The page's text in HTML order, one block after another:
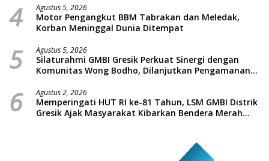
4 Agustus 5, 2026
Motor Pengangkut BBM Tabrakan dan Meledak,
Korban Meninggal Dunia Ditempat
5 Agustus 5, 2026
Silaturahmi GMBI Gresik Perkuat Sinergi dengan
Komunitas Wong Bodho, Dilanjutkan Pengamanan
Massal dan Santunan Anak Yatim
6 Agustus 2, 2026
Memperingati HUT RI ke-81 Tahun, LSM GMBI Distrik
Gresik Ajak Masyarakat Kibarkan Bendera Merah